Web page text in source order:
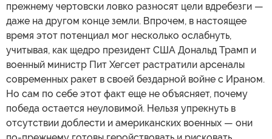
прежнему чертовски ловко разносят цели вдребезги —
даже на другом конце земли. Впрочем, в настоящее
время этот потенциал мог несколько ослабнуть,
учитывая, как щедро президент США Дональд Трамп и
военный министр Пит Хегсет растратили арсеналы
современных ракет в своей бездарной войне с Ираном.
Но сам по себе этот факт еще не объясняет, почему
победа остается неуловимой. Нельзя упрекнуть в
отсутствии доблести и американских военных — они